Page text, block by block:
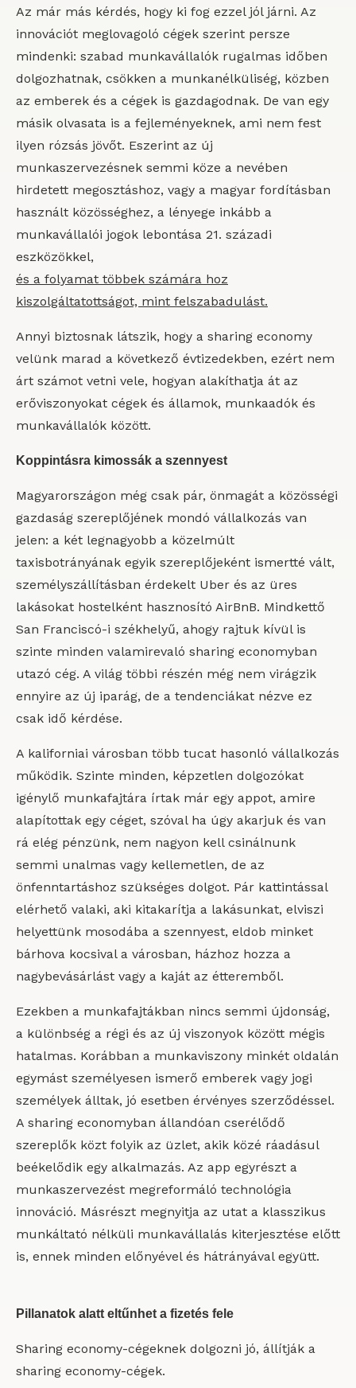
Az már más kérdés, hogy ki fog ezzel jól járni. Az
innovációt meglovagoló cégek szerint persze
mindenki: szabad munkavállalók rugalmas időben
dolgozhatnak, csökken a munkanélküliség, közben
az emberek és a cégek is gazdagodnak. De van egy
másik olvasata is a fejleményeknek, ami nem fest
ilyen rózsás jövőt. Eszerint az új
munkaszervezésnek semmi köze a nevében
hirdetett megosztáshoz, vagy a magyar fordításban
használt közösséghez, a lényege inkább a
munkavállalói jogok lebontása 21. századi
eszközökkel,
és a folyamat többek számára hoz
kiszolgáltatottságot, mint felszabadulást.
Annyi biztosnak látszik, hogy a sharing economy
velünk marad a következő évtizedekben, ezért nem
árt számot vetni vele, hogyan alakíthatja át az
erőviszonyokat cégek és államok, munkaadók és
munkavállalók között.
Koppintásra kimossák a szennyest
Magyarországon még csak pár, önmagát a közösségi
gazdaság szereplőjének mondó vállalkozás van
jelen: a két legnagyobb a közelmúlt
taxisbotrányának egyik szereplőjeként ismertté vált,
személyszállításban érdekelt Uber és az üres
lakásokat hostelként hasznosító AirBnB. Mindkettő
San Franciscó-i székhelyű, ahogy rajtuk kívül is
szinte minden valamirevaló sharing economyban
utazó cég. A világ többi részén még nem virágzik
ennyire az új iparág, de a tendenciákat nézve ez
csak idő kérdése.
A kaliforniai városban több tucat hasonló vállalkozás
működik. Szinte minden, képzetlen dolgozókat
igénylő munkafajtára írtak már egy appot, amire
alapítottak egy céget, szóval ha úgy akarjuk és van
rá elég pénzünk, nem nagyon kell csinálnunk
semmi unalmas vagy kellemetlen, de az
önfenntartáshoz szükséges dolgot. Pár kattintással
elérhető valaki, aki kitakarítja a lakásunkat, elviszi
helyettünk mosodába a szennyest, eldob minket
bárhova kocsival a városban, házhoz hozza a
nagybevásárlást vagy a kaját az étteremből.
Ezekben a munkafajtákban nincs semmi újdonság,
a különbség a régi és az új viszonyok között mégis
hatalmas. Korábban a munkaviszony minkét oldalán
egymást személyesen ismerő emberek vagy jogi
személyek álltak, jó esetben érvényes szerződéssel.
A sharing economyban állandóan cserélődő
szereplők közt folyik az üzlet, akik közé ráadásul
beékelődik egy alkalmazás. Az app egyrészt a
munkaszervezést megreformáló technológia
innováció. Másrészt megnyitja az utat a klasszikus
munkáltató nélküli munkavállalás kiterjesztése előtt
is, ennek minden előnyével és hátrányával együtt.
Pillanatok alatt eltűnhet a fizetés fele
Sharing economy-cégeknek dolgozni jó, állítják a
sharing economy-cégek.